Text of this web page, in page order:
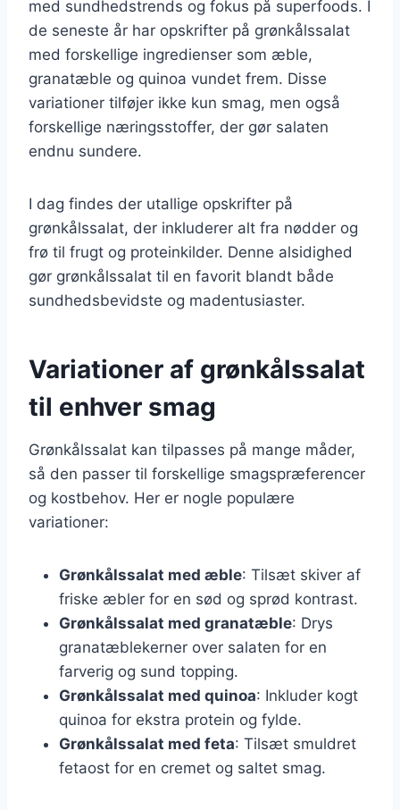
med sundhedstrends og fokus på superfoods. I
de seneste år har opskrifter på grønkålssalat
med forskellige ingredienser som æble,
granatæble og quinoa vundet frem. Disse
variationer tilføjer ikke kun smag, men også
forskellige næringsstoffer, der gør salaten
endnu sundere.
I dag findes der utallige opskrifter på
grønkålssalat, der inkluderer alt fra nødder og
frø til frugt og proteinkilder. Denne alsidighed
gør grønkålssalat til en favorit blandt både
sundhedsbevidste og madentusiaster.
Variationer af grønkålssalat
til enhver smag
Grønkålssalat kan tilpasses på mange måder,
så den passer til forskellige smagspræferencer
og kostbehov. Her er nogle populære
variationer:
Grønkålssalat med æble: Tilsæt skiver af
friske æbler for en sød og sprød kontrast.
Grønkålssalat med granatæble: Drys
granatæblekerner over salaten for en
farverig og sund topping.
Grønkålssalat med quinoa: Inkluder kogt
quinoa for ekstra protein og fylde.
Grønkålssalat med feta: Tilsæt smuldret
fetaost for en cremet og saltet smag.